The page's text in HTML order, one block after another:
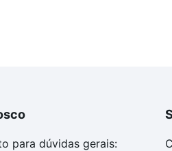
para dúvidas gerais: